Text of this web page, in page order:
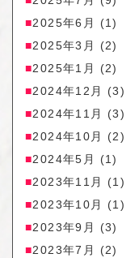
2025年6月
(1)
2025年3月
(2)
2025年1月
(2)
2024年12月
(3)
2024年11月
(3)
2024年10月
(2)
2024年5月
(1)
2023年11月
(1)
2023年10月
(1)
2023年9月
(3)
2023年7月
(2)